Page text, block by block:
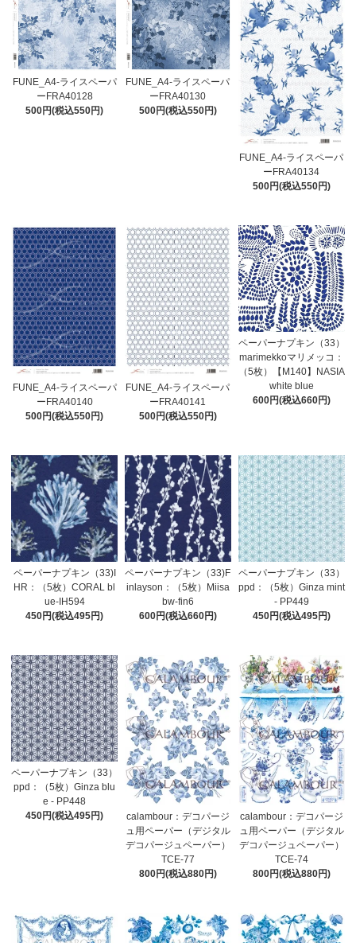
FUNE_A4-ライスペーパ
ーFRA40128
500円(税込550円)
FUNE_A4-ライスペーパ
ーFRA40130
500円(税込550円)
FUNE_A4-ライスペーパ
ーFRA40134
500円(税込550円)
FUNE_A4-ライスペーパ
ーFRA40140
500円(税込550円)
FUNE_A4-ライスペーパ
ーFRA40141
500円(税込550円)
ペーパーナプキン（33）
marimekkoマリメッコ：
（5枚）【M140】NASIA
white blue
600円(税込660円)
ペーパーナプキン（33)I
HR：（5枚）CORAL bl
ue-IH594
450円(税込495円)
ペーパーナプキン（33)F
inlayson：（5枚）Miisa
bw-fin6
600円(税込660円)
ペーパーナプキン（33）
ppd：（5枚）Ginza mint
- PP449
450円(税込495円)
ペーパーナプキン（33）
ppd：（5枚）Ginza blu
e - PP448
450円(税込495円)
calambour：デコパージ
ュ用ペーパー（デジタル
デコパージュペーパー）
TCE-77
800円(税込880円)
calambour：デコパージ
ュ用ペーパー（デジタル
デコパージュペーパー）
TCE-74
800円(税込880円)